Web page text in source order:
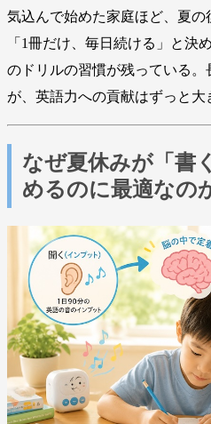
気込んで始めた家庭ほど、夏の
「1冊だけ、毎日続ける」と決
のドリルの習慣が残っている
が、英語力への貢献はずっと大
なぜ夏休みが「書
めるのに最適なの